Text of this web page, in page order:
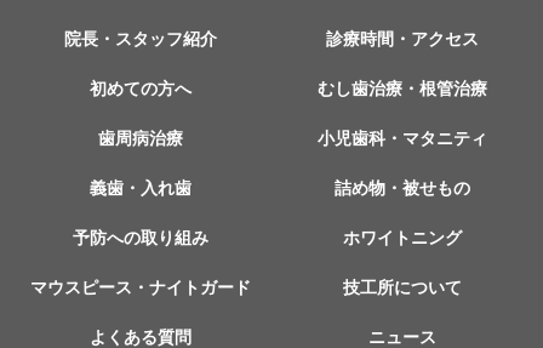
院長・スタッフ紹介 診療時間・アクセス
初めての方へ むし歯治療・根管治療
歯周病治療 小児歯科・マタニティ
義歯・入れ歯 詰め物・被せもの
予防への取り組み ホワイトニング
マウスピース・ナイトガード 技工所について
よくある質問 ニュース